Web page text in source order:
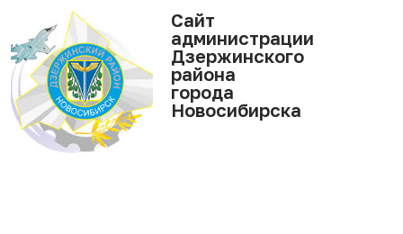
Cайт
администрации
Дзержинского
района
города
Новосибирска